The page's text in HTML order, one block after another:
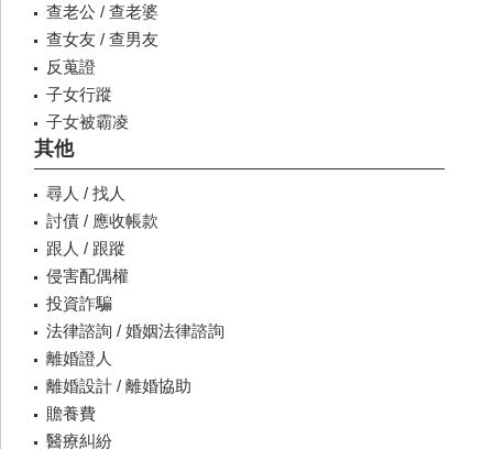
查老公 / 查老婆
查女友 / 查男友
反蒐證
子女行蹤
子女被霸凌
其他
尋人 / 找人
討債 / 應收帳款
跟人 / 跟蹤
侵害配偶權
投資詐騙
法律諮詢 / 婚姻法律諮詢
離婚證人
離婚設計 / 離婚協助
贍養費
醫療糾紛